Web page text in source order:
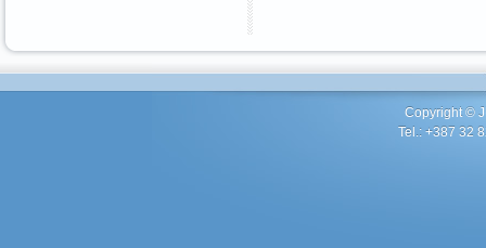
Copyright ©
Tel.: +387 32